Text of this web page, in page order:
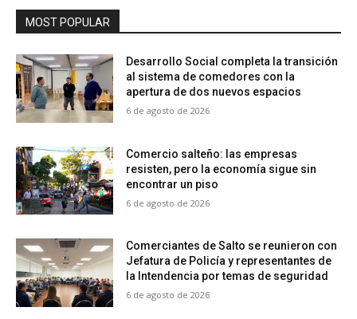
MOST POPULAR
Desarrollo Social completa la transición
al sistema de comedores con la
apertura de dos nuevos espacios
6 de agosto de 2026
Comercio salteño: las empresas
resisten, pero la economía sigue sin
encontrar un piso
6 de agosto de 2026
Comerciantes de Salto se reunieron con
Jefatura de Policía y representantes de
la Intendencia por temas de seguridad
6 de agosto de 2026